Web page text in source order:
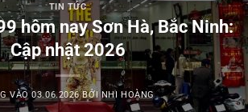
TIN TỨC
hôm nay Sơn Hà, Bắc Ninh:
Cập nhật 2026
VÀO03.06.2026 BỞINHI HOÀNG